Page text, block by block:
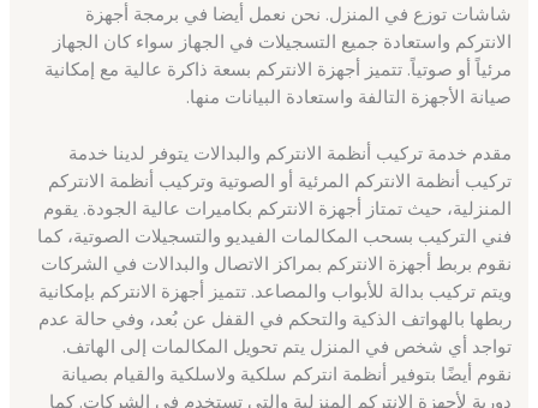
شاشات توزع في المنزل. نحن نعمل أيضا في برمجة أجهزة
الانتركم واستعادة جميع التسجيلات في الجهاز سواء كان الجهاز
مرئياً أو صوتياً. تتميز أجهزة الانتركم بسعة ذاكرة عالية مع إمكانية
صيانة الأجهزة التالفة واستعادة البيانات منها.
مقدم خدمة تركيب أنظمة الانتركم والبدالات يتوفر لدينا خدمة
تركيب أنظمة الانتركم المرئية أو الصوتية وتركيب أنظمة الانتركم
المنزلية، حيث تمتاز أجهزة الانتركم بكاميرات عالية الجودة. يقوم
فني التركيب بسحب المكالمات الفيديو والتسجيلات الصوتية، كما
نقوم بربط أجهزة الانتركم بمراكز الاتصال والبدالات في الشركات
ويتم تركيب بدالة للأبواب والمصاعد. تتميز أجهزة الانتركم بإمكانية
ربطها بالهواتف الذكية والتحكم في القفل عن بُعد، وفي حالة عدم
تواجد أي شخص في المنزل يتم تحويل المكالمات إلى الهاتف.
نقوم أيضًا بتوفير أنظمة انتركم سلكية ولاسلكية والقيام بصيانة
دورية لأجهزة الانتركم المنزلية والتي تستخدم في الشركات. كما